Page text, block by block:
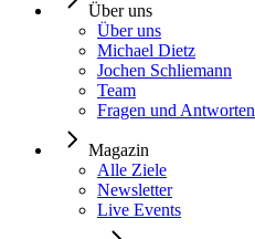
Über uns
Über uns
Michael Dietz
Jochen Schliemann
Team
Fragen und Antworten
Magazin
Alle Ziele
Newsletter
Live Events